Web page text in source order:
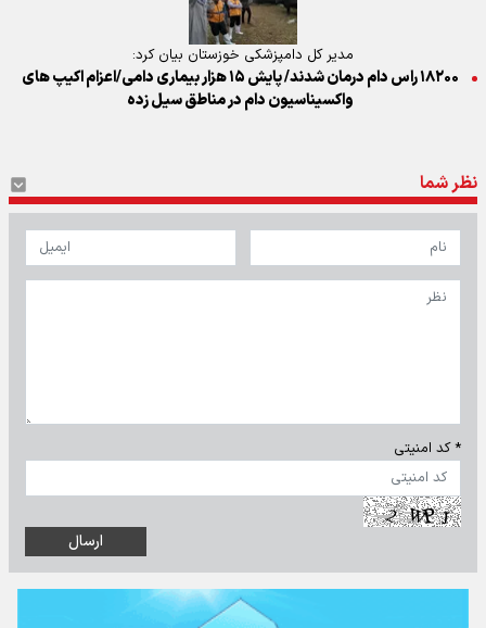
مدیر کل دامپزشکی خوزستان بیان کرد:
۱۸۲۰۰ راس دام درمان شدند/ پایش ۱۵ هزار بیماری دامی/اعزام اکیپ های
واکسیناسیون دام در مناطق سیل زده
نظر شما
* کد امنیتی